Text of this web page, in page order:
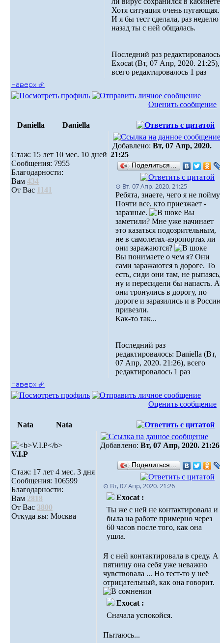
Хотя ситуация очень пугающая.
И я бы тест сделала, раз неделю
назад ты с ней общалась.
Последний раз
Exocat (Вт, 07 Апр, 2020. 21:25),
всего редактировалось 1 раз
Наверх ⮵
Оценить сообщение
Daniella Daniella
Стаж: 15 лет 10 мес. 10 дней
Сообщения: 7955
Благодарности:
Вам 434
От Вас 1141
Добавлено: Вт, 07 Апр, 2020.
21:25
Поделиться…
⊙ Вт, 07 Апр, 2020. 21:25
Ребята, знаете, чего я не
Почти все, кто приезжает -
заразные.
Вы
заметили? Мне уже начинает
это казаться подозрительным,
не в самолетах-аэропортах ли
они заражаются?
Вы понимаете о чем я? Они
сами заражаются в дороге. То
есть, сиди они там, не
ну и пересидели бы напасть. А
они тронулись в дорогу, по
дороге и заразились и в
привезли.
Как-то так...
Последний раз
редактировалось: Daniella (Вт,
07 Апр, 2020. 21:26), всего
редактировалось 1 раз
Наверх ⮵
Оценить сообщение
Nata Nata
V.I.Р
Стаж: 17 лет 4 мес. 3 дня
Сообщения: 106599
Благодарности:
Вам 2818
От Вас 3800
Откуда вы: Москва
Добавлено: Вт, 07 Апр, 2020. 21:26
Поделиться…
⊙ Вт, 07 Апр, 2020. 21:26
Exocat :
Ты же с ней не контактировала и
была на работе примерно через
60 часов после того, как она
ушла.
Я с ней контактировала в среду. А
пятницу она себя уже неважно
чувствовала ... Но тест-то у неё
отрицательный, как она говорит.
Exocat :
Сначала успокойся.
Пытаюсь...